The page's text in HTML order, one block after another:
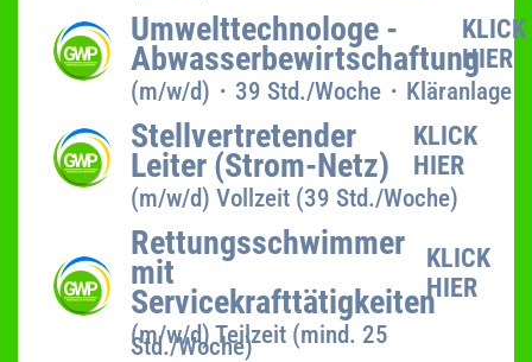
Umwelttechnologe -
Abwasserbewirtschaftung
KLICK
HIER
(m/w/d)・39 Std./Woche・Kläranlage
Stellvertretender
Leiter (Strom-Netz)
KLICK
HIER
(m/w/d) Vollzeit (39 Std./Woche)
Rettungsschwimmer
mit
Servicekrafttätigkeiten
KLICK
HIER
(m/w/d) Teilzeit (mind. 25
Std./Woche)